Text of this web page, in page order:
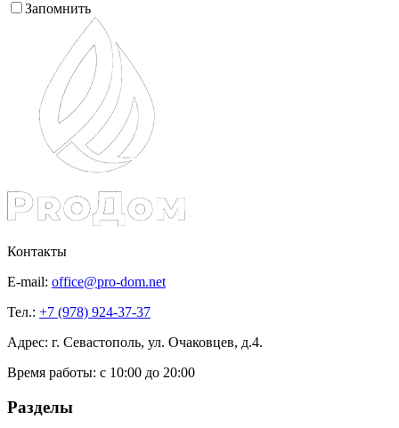
Запомнить
Контакты
E-mail: office@pro-dom.net
Тел.: +7 (978) 924-37-37
Адрес: г. Севастополь, ул. Очаковцев, д.4.
Время работы: с 10:00 до 20:00
Разделы